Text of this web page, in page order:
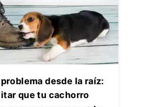
desde la raíz:
que tu cachorro